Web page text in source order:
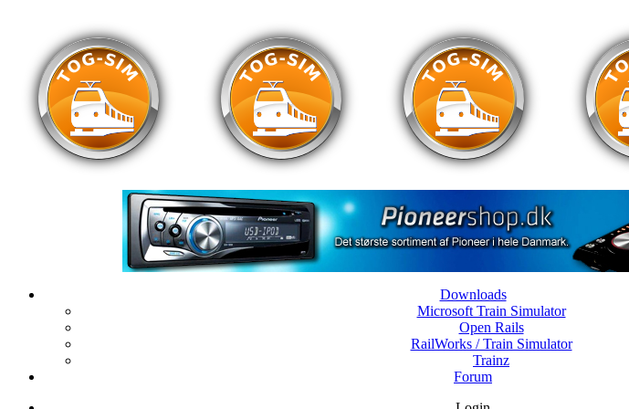
Downloads
Microsoft Train Simulator
Open Rails
RailWorks / Train Simulator
Trainz
Forum